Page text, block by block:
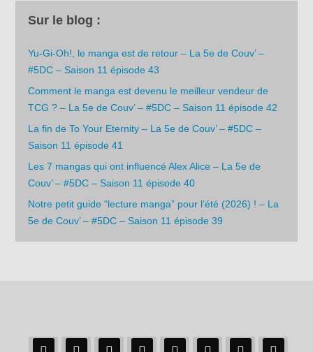
Sur le blog :
Yu-Gi-Oh!, le manga est de retour – La 5e de Couv’ –
#5DC – Saison 11 épisode 43
Comment le manga est devenu le meilleur vendeur de
TCG ? – La 5e de Couv’ – #5DC – Saison 11 épisode 42
La fin de To Your Eternity – La 5e de Couv’ – #5DC –
Saison 11 épisode 41
Les 7 mangas qui ont influencé Alex Alice – La 5e de
Couv’ – #5DC – Saison 11 épisode 40
Notre petit guide “lecture manga” pour l’été (2026) ! – La
5e de Couv’ – #5DC – Saison 11 épisode 39